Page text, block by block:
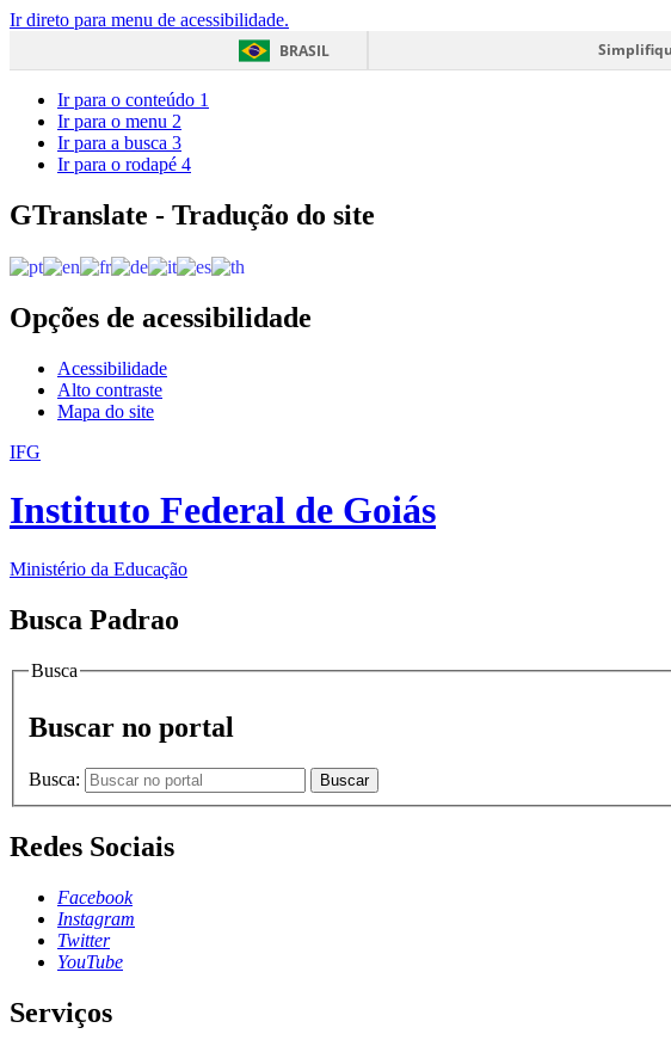
Ir direto para menu de acessibilidade.
BRASIL
Ir para o conteúdo 1
Ir para o menu 2
Ir para a busca 3
Ir para o rodapé 4
GTranslate - Tradução do site
Opções de acessibilidade
Acessibilidade
Alto contraste
Mapa do site
IFG
Instituto Federal de Goiás
Ministério da Educação
Busca Padrao
Busca
Buscar no portal
Busca: Buscar
Redes Sociais
Facebook
Instagram
Twitter
YouTube
Serviços